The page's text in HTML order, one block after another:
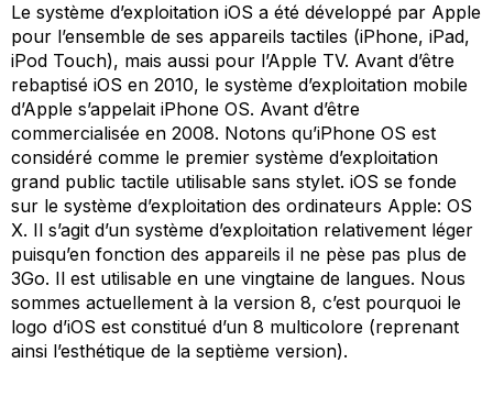
Le système d’exploitation iOS a été développé par Apple
pour l’ensemble de ses appareils tactiles (iPhone, iPad,
iPod Touch), mais aussi pour l’Apple TV. Avant d’être
rebaptisé iOS en 2010, le système d’exploitation mobile
d’Apple s’appelait iPhone OS. Avant d’être
commercialisée en 2008. Notons qu’iPhone OS est
considéré comme le premier système d’exploitation
grand public tactile utilisable sans stylet. iOS se fonde
sur le système d’exploitation des ordinateurs Apple: OS
X. Il s’agit d’un système d’exploitation relativement léger
puisqu’en fonction des appareils il ne pèse pas plus de
3Go. Il est utilisable en une vingtaine de langues. Nous
sommes actuellement à la version 8, c’est pourquoi le
logo d’iOS est constitué d’un 8 multicolore (reprenant
ainsi l’esthétique de la septième version).